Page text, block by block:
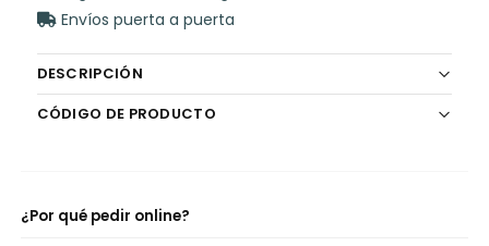
o
o
k
p
p
Envíos puerta a puerta
DESCRIPCIÓN
CÓDIGO DE PRODUCTO
¿Por qué pedir online?